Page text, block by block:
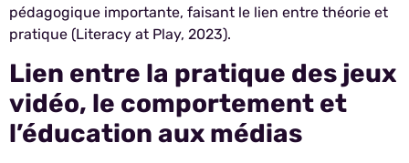
pédagogique importante, faisant le lien entre théorie et
pratique (Literacy at Play, 2023).
Lien entre la pratique des jeux
vidéo, le comportement et
l’éducation aux médias